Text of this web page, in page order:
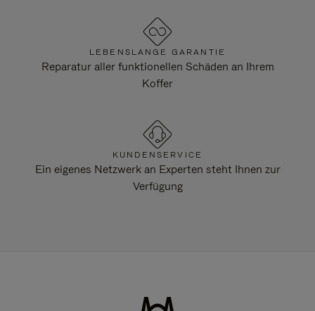
LEBENSLANGE GARANTIE
Reparatur aller funktionellen Schäden an Ihrem
Koffer
KUNDENSERVICE
Ein eigenes Netzwerk an Experten steht Ihnen zur
Verfügung